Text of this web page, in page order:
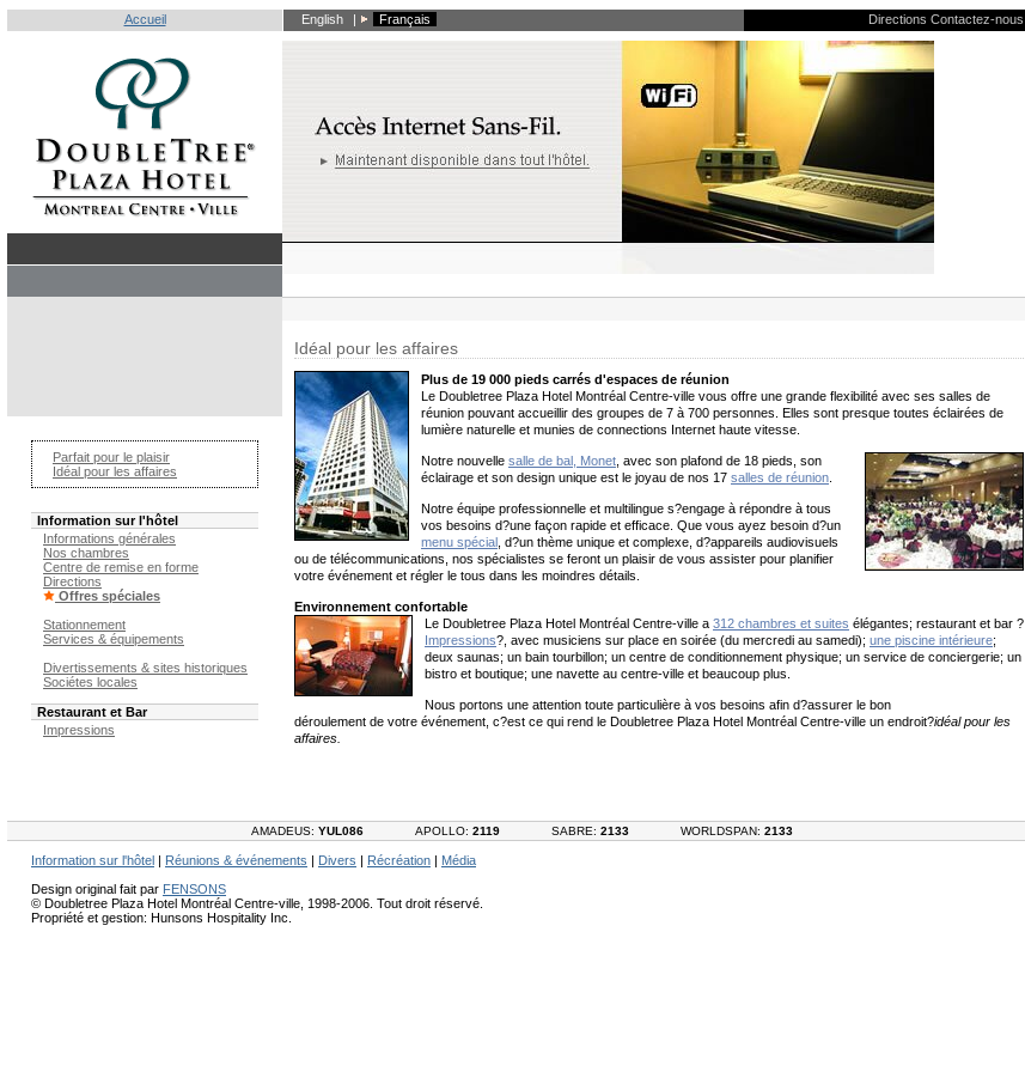
Accueil English | Français Directions Contactez-nous
Parfait pour le plaisir
Idéal pour les affaires
Information sur l'hôtel
Informations générales
Nos chambres
Centre de remise en forme
Directions
Offres spéciales
Stationnement
Services & équipements
Divertissements & sites historiques
Sociétes locales
Restaurant et Bar
Impressions
Idéal pour les affaires
Plus de 19 000 pieds carrés d'espaces de réunion
Le Doubletree Plaza Hotel Montréal Centre-ville vous offre une grande flexibilité avec ses salles de
réunion pouvant accueillir des groupes de 7 à 700 personnes. Elles sont presque toutes éclairées de
lumière naturelle et munies de connections Internet haute vitesse.
Notre nouvelle salle de bal, Monet , avec son plafond de 18 pieds, son
éclairage et son design unique est le joyau de nos 17 salles de réunion
Notre équipe professionnelle et multilingue s?engage à répondre à tous
vos besoins d?une façon rapide et efficace. Que vous ayez besoin d?un
menu spécial , d?un thème unique et complexe, d?appareils audiovisuels
ou de télécommunications, nos spécialistes se feront un plaisir de vous assister pour planifier
votre événement et régler le tous dans les moindres détails.
Environnement confortable
Le Doubletree Plaza Hotel Montréal Centre-ville a 312 chambres et suites élégantes; restaurant et bar ?
Impressions?, avec musiciens sur place en soirée (du mercredi au samedi); une piscine intérieure;
deux saunas; un bain tourbillon; un centre de conditionnement physique; un service de conciergerie; un
bistro et boutique; une navette au centre-ville et beaucoup plus.
Nous portons une attention toute particulière à vos besoins afin d?assurer le bon
déroulement de votre événement, c?est ce qui rend le Doubletree Plaza Hotel Montréal Centre-ville un endroit?idéal pour les
affaires.
AMADEUS: YUL086 APOLLO: 2119 SABRE: 2133 WORLDSPAN: 2133
Information sur l'hôtel | Réunions & événements | Divers | Récréation | Média
Design original fait par FENSONS
© Doubletree Plaza Hotel Montréal Centre-ville, 1998-2006. Tout droit réservé.
Propriété et gestion: Hunsons Hospitality Inc.